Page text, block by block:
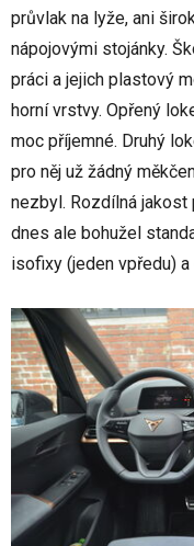
průvlak na lyže, ani
nápojovými stojánky.
práci a jejich plastový
horní vrstvy. Opřený
moc příjemné. Druhý
pro něj už žádný
nezbyl. Rozdílná jakost
dnes ale bohužel
isofixy (jeden vpředu)